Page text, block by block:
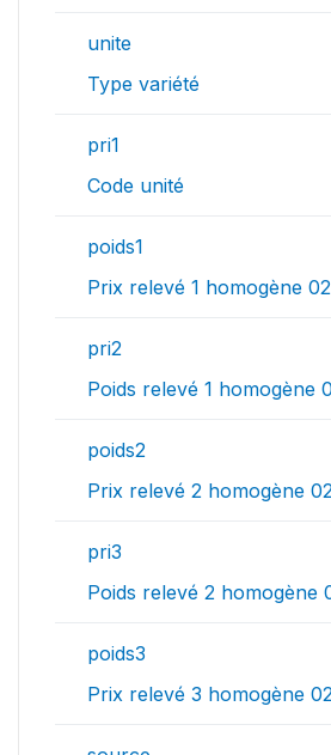
unite
Type variété
pri1
Code unité
poids1
Prix relevé 1 homogène
pri2
Poids relevé 1 homogène
poids2
Prix relevé 2 homogène
pri3
Poids relevé 2 homogène
poids3
Prix relevé 3 homogène